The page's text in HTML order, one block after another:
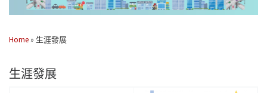
Home » 生涯發展
生涯發展